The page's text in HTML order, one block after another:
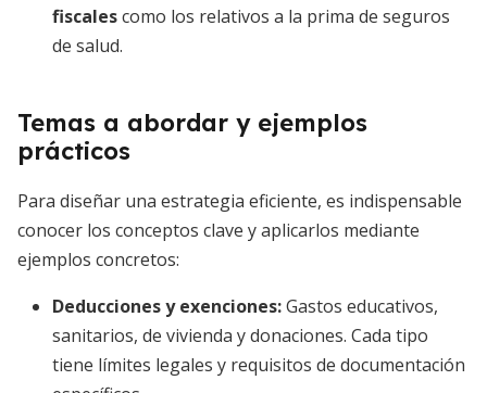
fiscalescomo los relativos a la prima de seguros
de salud.
Temas a abordar y ejemplos
prácticos
Para diseñar una estrategia eficiente, es indispensable
conocer los conceptos clave y aplicarlos mediante
ejemplos concretos:
Deducciones y exenciones:Gastos educativos,
sanitarios, de vivienda y donaciones. Cada tipo
tiene límites legales y requisitos de documentación